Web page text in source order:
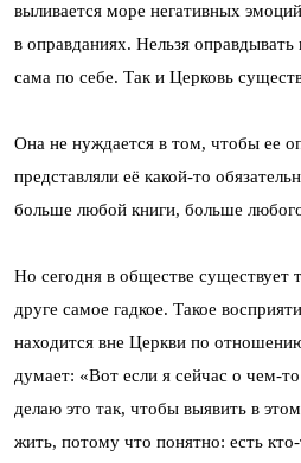
выливается море негативных
в оправданиях. Нельзя оправдывать
сама по себе. Так и Церковь
Она не нуждается в том, чтобы ее
представляли её какой-то
больше любой книги, больше любого
Но сегодня в обществе существует
друге самое гадкое. Такое
находится вне Церкви по
думает: «Вот если я сейчас о чем-
делаю это так, чтобы выявить в
жить, потому что понятно: есть